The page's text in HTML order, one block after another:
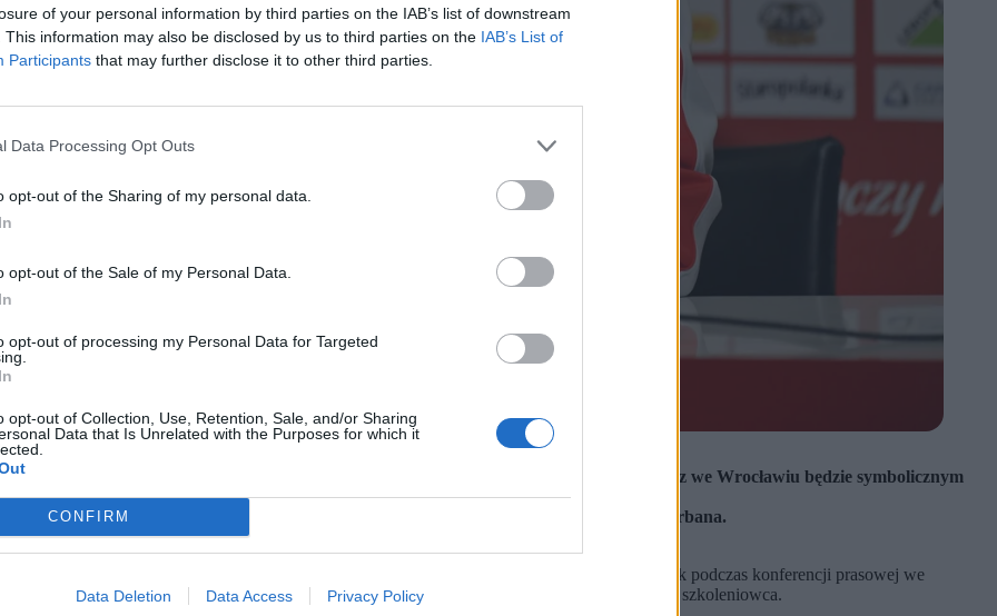
of your personal information by third parties on the IAB’s list of downstream
This information may also be disclosed by us to third parties on the IAB’s List of
Participants that may further disclose it to other third parties.
Data Processing Opt Outs
opt-out of the Sharing of my personal data.
opt-out of the Sale of my Personal Data.
opt-out of processing my Personal Data for Targeted
opt-out of Collection, Use, Retention, Sale, and/or Sharing
Data that Is Unrelated with the Purposes for which it
CONFIRM
Data Deletion Data Access Privacy Policy
z trenerem kadry Janem Urbanem. (fot. Maciej Kulczyński / PAP)
Polski wspomniał tragicznie zmarłego Jacka Magierę i podkreślił, że najbliższy mecz we Wrocławiu będzie symbolicznym
ze śmiercią ojca oraz o potrzebie wsparcia dla rodziny byłego asystenta Jana Urbana.
Magiery, który od lipca 2025 r. pełnił funkcję asystenta selekcjonera Jana Urbana. W czwartek podczas konferencji prasowej we
Jednym z głównych tematów spotkania z mediami było wspomnienie tragicznie zmarłego szkoleniowca.